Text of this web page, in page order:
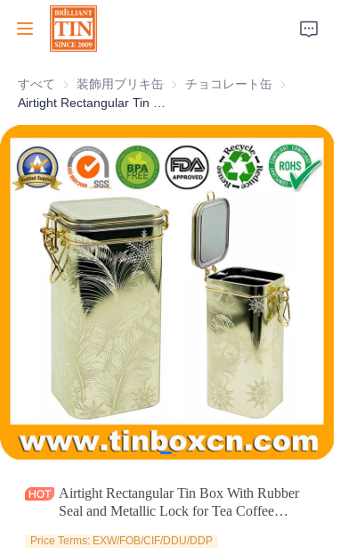
すべて 装飾用ブリキ缶 装飾用ブリキ缶
チョコレート缶 チョコレー
Airtight Rectangular Tin Box With Rubber
Seal and Metallic Lock for Tea Coffee
and Manufacturer
Price Terms: EXW/FOB/CIF/DDU/DDP
ホーム
会社
製品
顧客サービス
トレードショー 2026
証明書
持続可能性
ニュース